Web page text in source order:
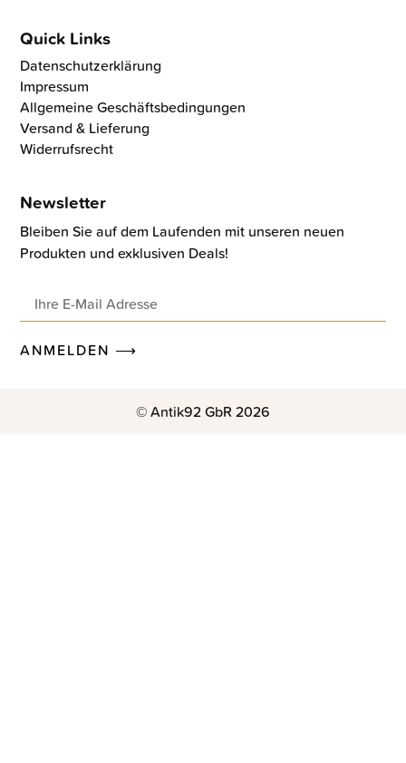
Quick Links
Datenschutzerklärung
Impressum
Allgemeine Geschäftsbedingungen
Versand & Lieferung
Widerrufsrecht
Newsletter
Bleiben Sie auf dem Laufenden mit unseren neuen
Produkten und exklusiven Deals!
ANMELDEN ⟶
© Antik92 GbR 2026